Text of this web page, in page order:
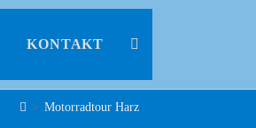
KONTAKT
> Motorradtour Harz